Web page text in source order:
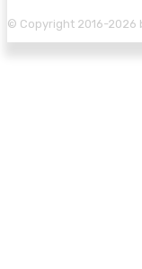
© Copyright 2016-2026